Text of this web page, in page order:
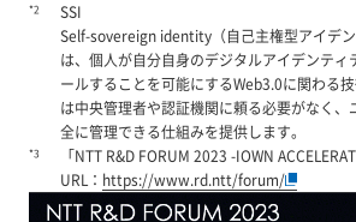
*2
SSI
Self-sovereign identity（自己主権型アイデ
は、個人が自分自身のデジタルアイデンティ
ールすることを可能にするWeb3.0に関わる
は中央管理者や認証機関に頼る必要がなく、
全に管理できる仕組みを提供します。
*3
「NTT R&D FORUM 2023 -IOWN
URL： https://www.rd.ntt/forum/